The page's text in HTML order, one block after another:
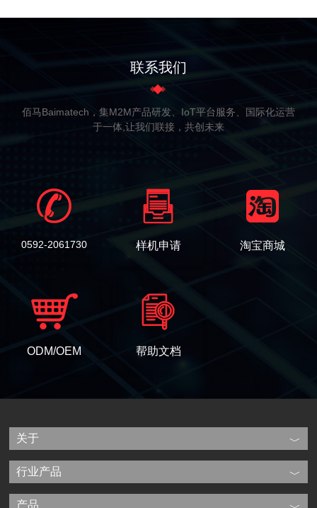
联系我们
佰马Baimatech，集M2M产品研发、IoT平台服务、国际化运营
于一体,让我们联接，共创未来
0592-2061730 样机申请 淘宝商城
ODM/OEM 帮助文档
关于
行业产品
产品